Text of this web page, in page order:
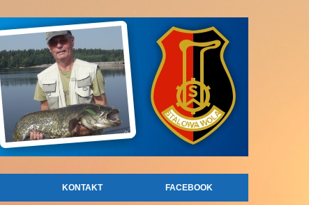
KONTAKT FACEBOOK